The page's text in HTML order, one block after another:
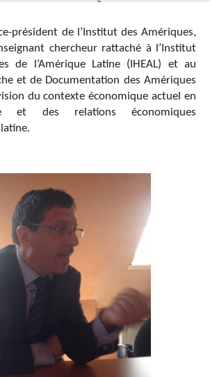
président de l’Institut des Amériques,
chercheur rattaché à l’Institut
de l’Amérique Latine (IHEAL) et au
et de Documentation des Amériques
du contexte économique actuel en
et des relations économiques